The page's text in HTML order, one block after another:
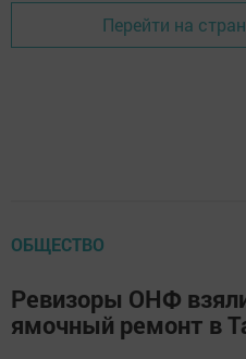
Перейти на
ОБЩЕСТВО
Ревизоры ОНФ
ямочный ремонт в